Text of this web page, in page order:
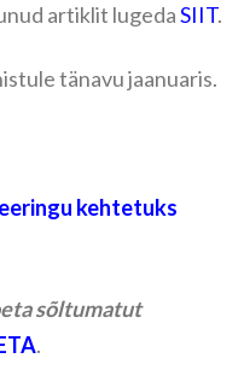
artiklit lugedaSIIT.
tänavu jaanuaris.
kehtetuks
sõltumatut
.